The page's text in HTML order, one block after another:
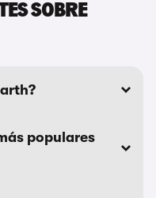
SOBRE
populares